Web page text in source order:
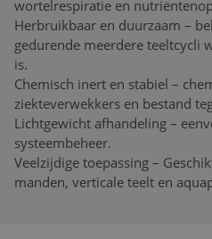
wortelrespiratie en
Herbruikbaar en duurzaam –
gedurende meerdere teeltcycli
is.
Chemisch inert en stabiel –
ziekteverwekkers en bestand
Lichtgewicht afhandeling –
systeembeheer.
Veelzijdige toepassing –
manden, verticale teelt en